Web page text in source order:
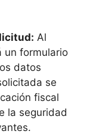
: Al
un formulario
datos
se
fiscal
la seguridad